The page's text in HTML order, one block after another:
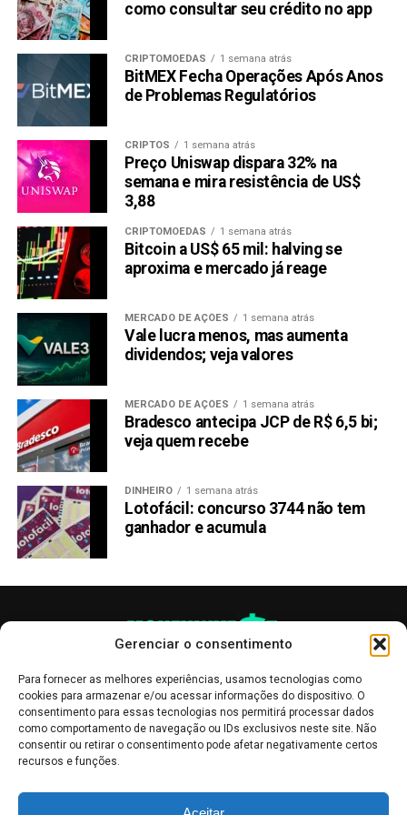
Gerenciar o consentimento
Para fornecer as melhores experiências, usamos tecnologias como
cookies para armazenar e/ou acessar informações do dispositivo. O
consentimento para essas tecnologias nos permitirá processar dados
como comportamento de navegação ou IDs exclusivos neste site. Não
consentir ou retirar o consentimento pode afetar negativamente certos
recursos e funções.
Isso significa que poderia oferecer retornos de até 100
vezes após o lançamento. Em segundo lugar, a
KangaMoon mostra uma utilidade fantástica. Isso a
diferencia de outras moedas meme e dá ao $KANG um
ponto de venda único em um mercado competitivo.
Website:
Telegram:https://t.me/Kangamoonofficial
Compartilhar:
Copy
Link
WhatsApp
TÓPICOS RELACIONADOS: DOGECOIN
KANGAMOON
PRESS RELEASE
SHIBA INU
Memecoins disparam: Shiba Inu, Dogwifhat e
KangaMoon lideram o ataque
NÃO PERCA:
como consultar seu crédito no app
CRIPTOMOEDAS 1 semana atrás
BitMEX Fecha Operações Após Anos
de Problemas Regulatórios
CRIPTOS 1 semana atrás
Preço Uniswap dispara 32% na
semana e mira resistência de US$
3,88
CRIPTOMOEDAS 1 semana atrás
Bitcoin a US$ 65 mil: halving se
aproxima e mercado já reage
MERCADO DE AÇÕES 1 semana atrás
Vale lucra menos, mas aumenta
dividendos; veja valores
MERCADO DE AÇÕES 1 semana atrás
Bradesco antecipa JCP de R$ 6,5 bi;
veja quem recebe
DINHEIRO 1 semana atrás
Lotofácil: concurso 3744 não tem
ganhador e acumula